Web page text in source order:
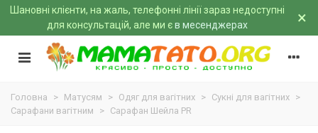
Шановні клієнти, на жаль, телефонні лінії зараз недоступні
для консультацій, але ми єв месенджерах ×
Головна > Матусям > Одяг для вагітних > Сукні для вагітних >
Сарафани вагітним
> Сарафан Шейла PR